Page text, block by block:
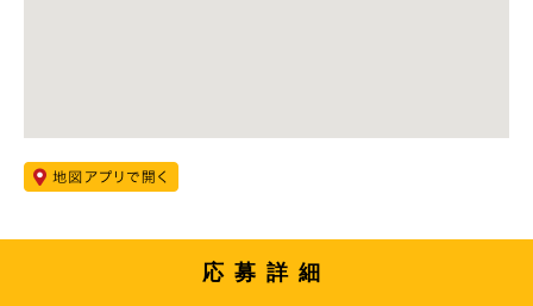
応募詳細